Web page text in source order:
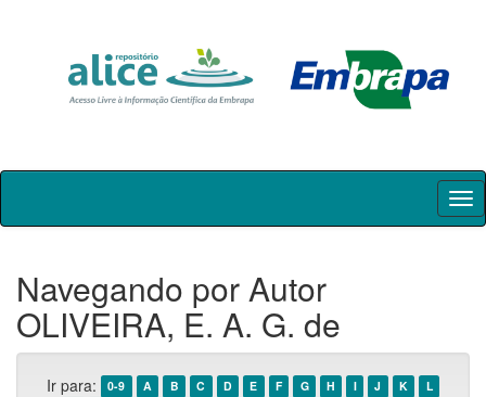
Skip
Navegando por Autor
OLIVEIRA, E. A. G. de
Ir para: 0-9 A B C D E F G H I J K
L